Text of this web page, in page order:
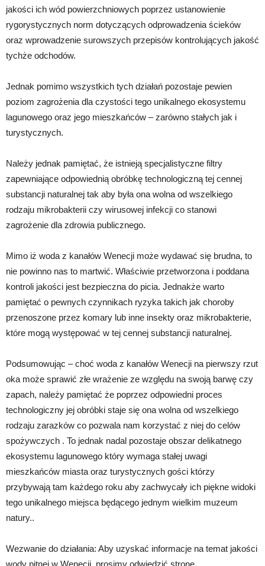
jakości ich wód powierzchniowych poprzez ustanowienie
rygorystycznych norm dotyczących odprowadzenia ścieków
oraz wprowadzenie surowszych przepisów kontrolujących jakość
tychże odchodów.
Jednak pomimo wszystkich tych działań pozostaje pewien
poziom zagrożenia dla czystości tego unikalnego ekosystemu
lagunowego oraz jego mieszkańców – zarówno stałych jak i
turystycznych.
Należy jednak pamiętać, że istnieją specjalistyczne filtry
zapewniające odpowiednią obróbkę technologiczną tej cennej
substancji naturalnej tak aby była ona wolna od wszelkiego
rodzaju mikrobakterii czy wirusowej infekcji co stanowi
zagrożenie dla zdrowia publicznego.
Mimo iż woda z kanałów Wenecji może wydawać się brudna, to
nie powinno nas to martwić. Właściwie przetworzona i poddana
kontroli jakości jest bezpieczna do picia. Jednakże warto
pamiętać o pewnych czynnikach ryzyka takich jak choroby
przenoszone przez komary lub inne insekty oraz mikrobakterie,
które mogą występować w tej cennej substancji naturalnej.
Podsumowując – choć woda z kanałów Wenecji na pierwszy rzut
oka może sprawić złe wrażenie ze względu na swoją barwę czy
zapach, należy pamiętać że poprzez odpowiedni proces
technologiczny jej obróbki staje się ona wolna od wszelkiego
rodzaju zarazków co pozwala nam korzystać z niej do celów
spożywczych . To jednak nadal pozostaje obszar delikatnego
ekosystemu lagunowego który wymaga stałej uwagi
mieszkańców miasta oraz turystycznych gości którzy
przybywają tam każdego roku aby zachwycały ich piękne widoki
tego unikalnego miejsca będącego jednym wielkim muzeum
natury..
Wezwanie do działania: Aby uzyskać informacje na temat jakości